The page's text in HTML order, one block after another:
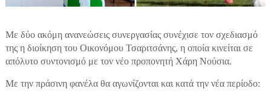
Με δύο ακόμη ανανεώσεις συνεργασίας συνέχισε τον σχεδιασμό
της η διοίκηση του Οικονόμου Τσαριτσάνης, η οποία κινείται σε
απόλυτο συντονισμό με τον νέο προπονητή Χάρη Νούσια.
Με την πράσινη φανέλα θα αγωνίζονται και κατά την νέα περίοδο: